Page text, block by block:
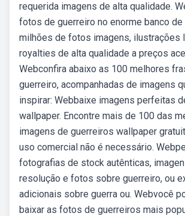
requerida imagens de alta qualidade.
fotos de guerreiro no enorme banco de
milhões de fotos imagens, ilustrações
royalties de alta qualidade a preços
Webconfira abaixo as 100 melhores
guerreiro, acompanhadas de imagens
inspirar: Webbaixe imagens perfeitas
wallpaper. Encontre mais de 100 das
imagens de guerreiros wallpaper
uso comercial não é necessário.
fotografias de stock autênticas,
resolução e fotos sobre guerreiro, ou
adicionais sobre guerra ou. Webvocê
baixar as fotos de guerreiros mais